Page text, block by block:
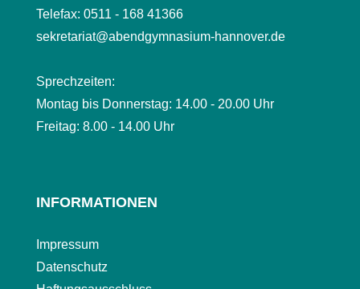
Telefax: 0511 - 168 41366
sekretariat@abendgymnasium-hannover.de
Sprechzeiten:
Montag bis Donnerstag: 14.00 - 20.00 Uhr
Freitag: 8.00 - 14.00 Uhr
INFORMATIONEN
Impressum
Datenschutz